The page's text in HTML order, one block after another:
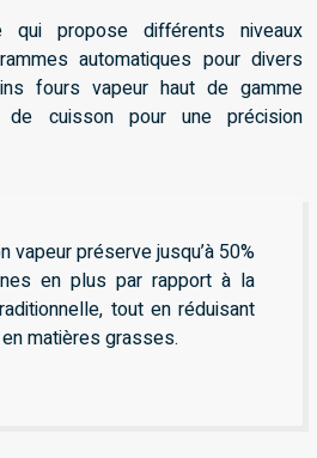
qui propose différents niveaux
automatiques pour divers
fours vapeur haut de gamme
cuisson pour une précision
vapeur préserve jusqu’à 50%
en plus par rapport à la
tout en réduisant
matières grasses.